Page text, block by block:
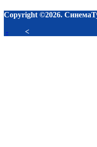
Copyright ©2026.
- <